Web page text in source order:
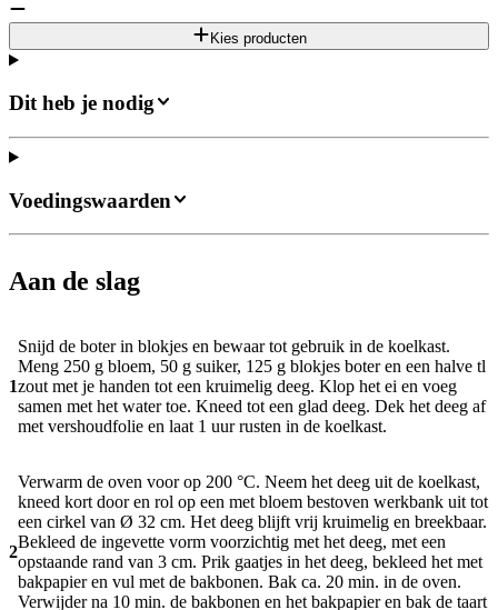
Kies producten
Dit heb je nodig
Aan de slag
1
Snijd de boter in blokjes en bewaar tot gebruik in de koelkast.
Meng 250 g bloem, 50 g suiker, 125 g blokjes boter en een halve tl
zout met je handen tot een kruimelig deeg. Klop het ei en voeg
samen met het water toe. Kneed tot een glad deeg. Dek het deeg af
met vershoudfolie en laat 1 uur rusten in de koelkast.
2
Verwarm de oven voor op 200 °C. Neem het deeg uit de koelkast,
kneed kort door en rol op een met bloem bestoven werkbank uit tot
een cirkel van Ø 32 cm. Het deeg blijft vrij kruimelig en breekbaar.
Bekleed de ingevette vorm voorzichtig met het deeg, met een
opstaande rand van 3 cm. Prik gaatjes in het deeg, bekleed het met
bakpapier en vul met de bakbonen. Bak ca. 20 min. in de oven.
Verwijder na 10 min. de bakbonen en het bakpapier en bak de taart
Voedingswaarden